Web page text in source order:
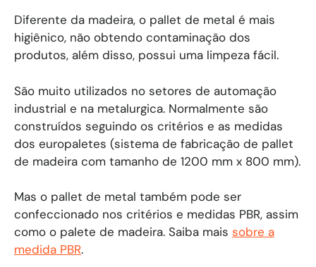
Diferente da madeira, o pallet de metal é mais
higiênico, não obtendo contaminação dos
produtos, além disso, possui uma limpeza fácil.
São muito utilizados no setores de automação
industrial e na metalurgica. Normalmente são
construídos seguindo os critérios e as medidas
dos europaletes (sistema de fabricação de pallet
de madeira com tamanho de 1200 mm x 800 mm).
Mas o pallet de metal também pode ser
confeccionado nos critérios e medidas PBR, assim
como o palete de madeira. Saiba mais sobre a
medida PBR.